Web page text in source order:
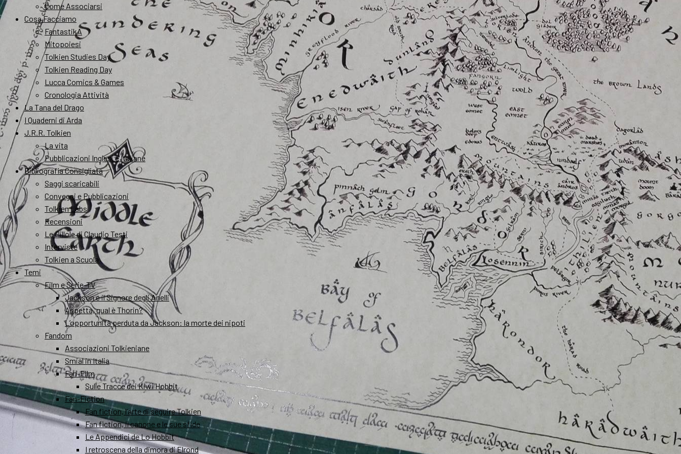
Come Associarsi
Cosa Facciamo
FantastikA
Mitopoiesi
Tolkien Studies Day
Tolkien Reading Day
Lucca Comics & Games
Cronologia Attività
La Tana del Drago
I Quaderni di Arda
J.R.R. Tolkien
La vita
Pubblicazioni Inglesi e Italiane
Bibliografia Consigliata
Saggi scaricabili
Convegni e Pubblicazioni
Tolkien Labs
Recensioni
Le Pillole di Claudio Testi
Interviste
Tolkien a Scuola
Temi
Film e Serie-TV
Jackson e il Signore degli Anelli
Aspetta, qual è Thorin?
L’opportunità perduta da Jackson: la morte dei nipoti
Fandom
Associazioni Tolkieniane
Smial in Italia
Fan-Film
Sulle Tracce dei Kiwi Hobbit
Fan-Fiction
Fan fiction, l’arte di seguire Tolkien
Fan fiction, il canone e le sue sfide
Le Appendici de Lo Hobbit
I retroscena della dimora di Elrond